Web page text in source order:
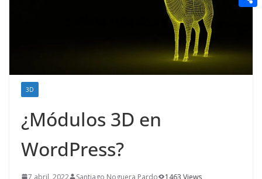
3D
¿Módulos 3D en
WordPress?
7 abril, 2022 Santiago Noguera Pardo
1463 Views
n
s
a
m
p